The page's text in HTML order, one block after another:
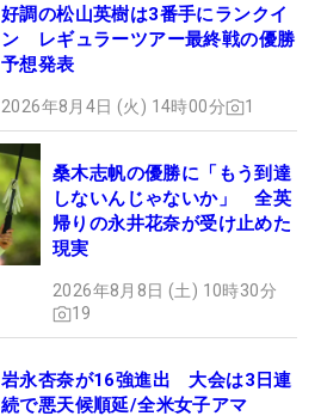
好調の松山英樹は3番手にランクイ
ン レギュラーツアー最終戦の優勝
予想発表
2026年8月4日 (火) 14時00分 1
桑木志帆の優勝に「もう到達
しないんじゃないか」 全英
帰りの永井花奈が受け止めた
現実
2026年8月8日 (土) 10時30分
19
岩永杏奈が16強進出 大会は3日連
続で悪天候順延/全米女子アマ